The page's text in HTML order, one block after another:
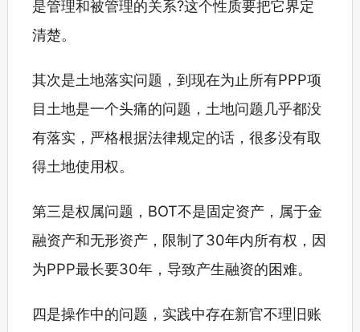
是管理和被管理的关系?这个性质要把它界定
清楚。
其次是土地落实问题，到现在为止所有PPP项
目土地是一个头痛的问题，土地问题几乎都没
有落实，严格根据法律规定的话，很多没有取
得土地使用权。
第三是权属问题，BOT不是固定资产，属于金
融资产和无形资产，限制了30年内所有权，因
为PPP最长要30年，导致产生融资的困难。
四是操作中的问题，实践中存在新官不理旧账